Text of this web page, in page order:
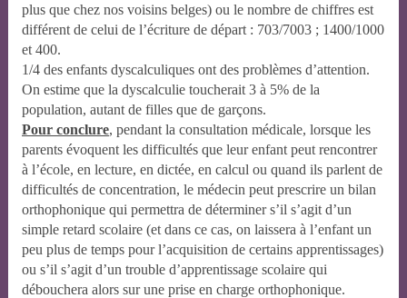
plus que chez nos voisins belges) ou le nombre de chiffres est
différent de celui de l’écriture de départ : 703/7003 ; 1400/1000
et 400.
1/4 des enfants dyscalculiques ont des problèmes d’attention.
On estime que la dyscalculie toucherait 3 à 5% de la
population, autant de filles que de garçons.
Pour conclure, pendant la consultation médicale, lorsque les
parents évoquent les difficultés que leur enfant peut rencontrer
à l’école, en lecture, en dictée, en calcul ou quand ils parlent de
difficultés de concentration, le médecin peut prescrire un bilan
orthophonique qui permettra de déterminer s’il s’agit d’un
simple retard scolaire (et dans ce cas, on laissera à l’enfant un
peu plus de temps pour l’acquisition de certains apprentissages)
ou s’il s’agit d’un trouble d’apprentissage scolaire qui
débouchera alors sur une prise en charge orthophonique.